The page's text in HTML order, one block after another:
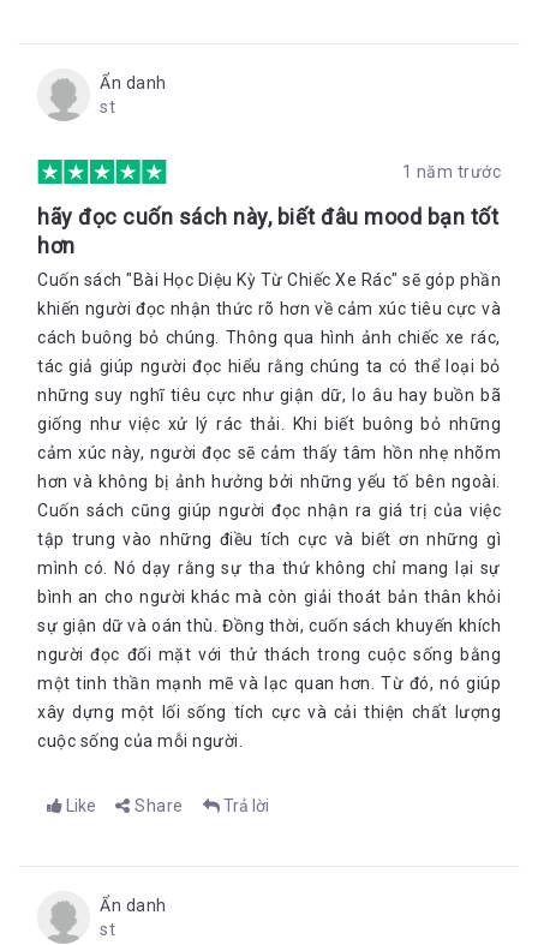
Ẩn danh
st
1 năm trước
hãy đọc cuốn sách này, biết đâu mood bạn tốt
hơn
Cuốn sách "Bài Học Diệu Kỳ Từ Chiếc Xe Rác" sẽ góp phần
khiến người đọc nhận thức rõ hơn về cảm xúc tiêu cực và
cách buông bỏ chúng. Thông qua hình ảnh chiếc xe rác,
tác giả giúp người đọc hiểu rằng chúng ta có thể loại bỏ
những suy nghĩ tiêu cực như giận dữ, lo âu hay buồn bã
giống như việc xử lý rác thải. Khi biết buông bỏ những
cảm xúc này, người đọc sẽ cảm thấy tâm hồn nhẹ nhõm
hơn và không bị ảnh hưởng bởi những yếu tố bên ngoài.
Cuốn sách cũng giúp người đọc nhận ra giá trị của việc
tập trung vào những điều tích cực và biết ơn những gì
mình có. Nó dạy rằng sự tha thứ không chỉ mang lại sự
bình an cho người khác mà còn giải thoát bản thân khỏi
sự giận dữ và oán thù. Đồng thời, cuốn sách khuyến khích
người đọc đối mặt với thử thách trong cuộc sống bằng
một tinh thần mạnh mẽ và lạc quan hơn. Từ đó, nó giúp
xây dựng một lối sống tích cực và cải thiện chất lượng
cuộc sống của mỗi người.
Like Share Trả lời
Ẩn danh
st